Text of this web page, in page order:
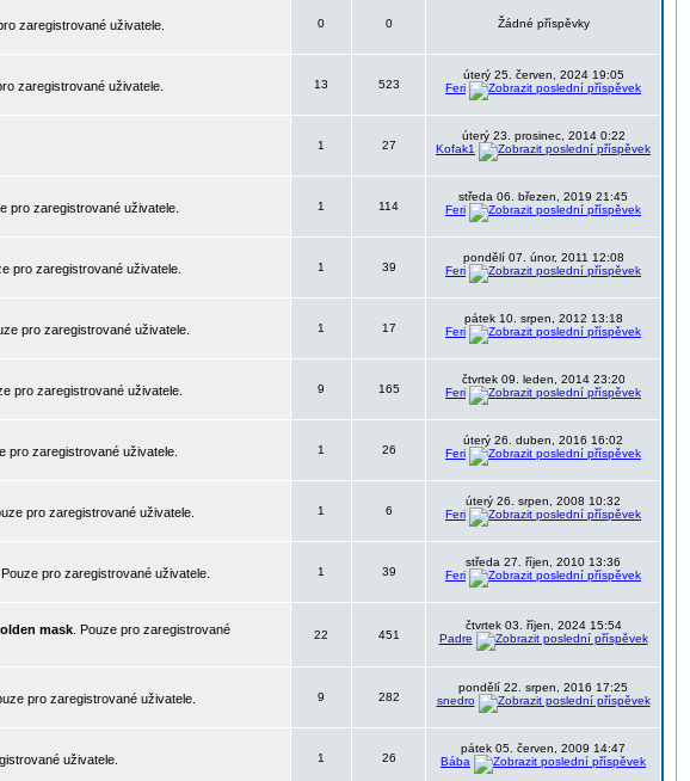
zaregistrované uživatele. 0 0 Žádné příspěvky
zaregistrované uživatele. 13 523
úterý 25. červen, 2024 19:05
Feri
1 27
úterý 23. prosinec, 2014 0:22
Kofak1
pro zaregistrované uživatele. 1 114
středa 06. březen, 2019 21:45
Feri
pro zaregistrované uživatele. 1 39
pondělí 07. únor, 2011 12:08
Feri
pro zaregistrované uživatele. 1 17
pátek 10. srpen, 2012 13:18
Feri
pro zaregistrované uživatele. 9 165
čtvrtek 09. leden, 2014 23:20
Feri
pro zaregistrované uživatele. 1 26
úterý 26. duben, 2016 16:02
Feri
pro zaregistrované uživatele. 1 6
úterý 26. srpen, 2008 10:32
Feri
pro zaregistrované uživatele. 1 39
středa 27. říjen, 2010 13:36
Feri
mask . Pouze pro zaregistrované
22 451
čtvrtek 03. říjen, 2024 15:54
Padre
pro zaregistrované uživatele. 9 282
pondělí 22. srpen, 2016 17:25
snedro
uživatele. 1 26
pátek 05. červen, 2009 14:47
Bába